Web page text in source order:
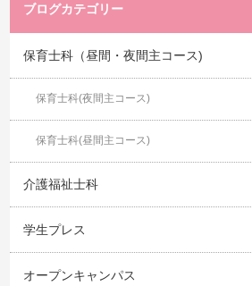
ブログカテゴリー
保育士科（昼間・夜間主コース)
保育士科(夜間主コース)
保育士科(昼間主コース)
介護福祉士科
学生プレス
オープンキャンパス